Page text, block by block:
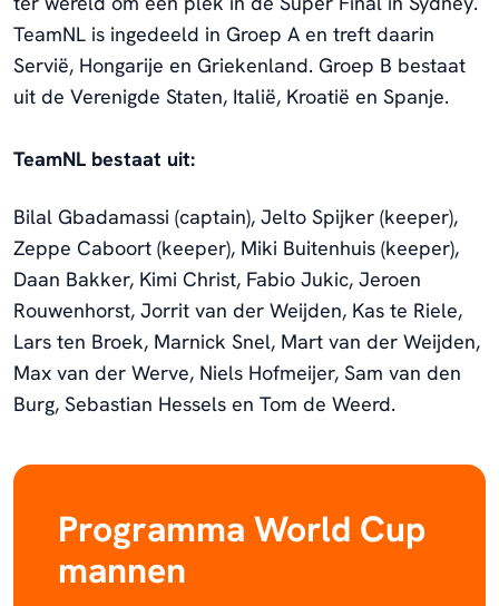
TeamNL is ingedeeld in Groep A en treft daarin
Servië, Hongarije en Griekenland. Groep B bestaat
uit de Verenigde Staten, Italië, Kroatië en Spanje.
TeamNL bestaat uit:
Bilal Gbadamassi (captain), Jelto Spijker (keeper),
Zeppe Caboort (keeper), Miki Buitenhuis (keeper),
Daan Bakker, Kimi Christ, Fabio Jukic, Jeroen
Rouwenhorst, Jorrit van der Weijden, Kas te Riele,
Lars ten Broek, Marnick Snel, Mart van der Weijden,
Max van der Werve, Niels Hofmeijer, Sam van den
Burg, Sebastian Hessels en Tom de Weerd.
Programma World Cup
mannen